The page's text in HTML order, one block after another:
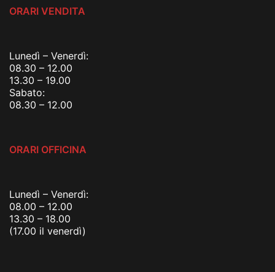
ORARI VENDITA
Lunedì – Venerdì:
08.30 – 12.00
13.30 – 19.00
Sabato:
08.30 – 12.00
ORARI OFFICINA
Lunedì – Venerdì:
08.00 – 12.00
13.30 – 18.00
(17.00 il venerdì)